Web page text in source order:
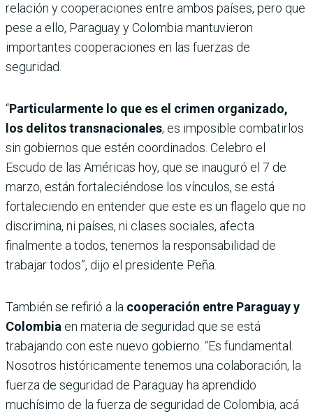
relación y cooperaciones entre ambos países, pero que
pese a ello, Paraguay y Colombia mantuvieron
importantes cooperaciones en las fuerzas de
seguridad.
“Particularmente lo que es el crimen organizado,
los delitos transnacionales, es imposible combatirlos
sin gobiernos que estén coordinados. Celebro el
Escudo de las Américas hoy, que se inauguró el 7 de
marzo, están fortaleciéndose los vínculos, se está
fortaleciendo en entender que este es un flagelo que no
discrimina, ni países, ni clases sociales, afecta
finalmente a todos, tenemos la responsabilidad de
trabajar todos”, dijo el presidente Peña.
También se refirió a la cooperación entre Paraguay y
Colombia en materia de seguridad que se está
trabajando con este nuevo gobierno. “Es fundamental.
Nosotros históricamente tenemos una colaboración, la
fuerza de seguridad de Paraguay ha aprendido
muchísimo de la fuerza de seguridad de Colombia, acá